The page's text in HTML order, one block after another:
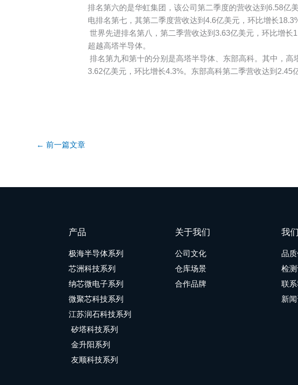
排名第六的是华虹集团，该公司第二季度的营收达到6.58亿
电排名第七，其第二季度营收达到4.6亿美元，环比增长
世界先进排名第八，第二季营收达到3.63亿美元，环比增长
超越高塔半导体。
排名第九和第十的分别是高塔半导体、东部高科。其中，高
3.62亿美元，环比增长4.3%。东部高科第二季营收达到2.45
← 前一篇文章
产品
极海半导体系列
芯洲科技系列
纳芯微电子系列
微聚芯科技系列
江苏润石科技系列
矽塔科技系列
金升阳系列
友顺科技系列
关于我们
公司文化
仓库场景
合作品牌
我
品
检
联
新